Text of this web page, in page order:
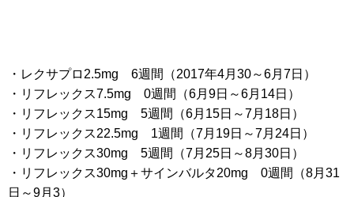
・レクサプロ2.5mg 6週間（2017年4月30～6月7日）
・リフレックス7.5mg 0週間（6月9日～6月14日）
・リフレックス15mg 5週間（6月15日～7月18日）
・リフレックス22.5mg 1週間（7月19日～7月24日）
・リフレックス30mg 5週間（7月25日～8月30日）
・リフレックス30mg＋サインバルタ20mg 0週間（8月31
日～9月3）